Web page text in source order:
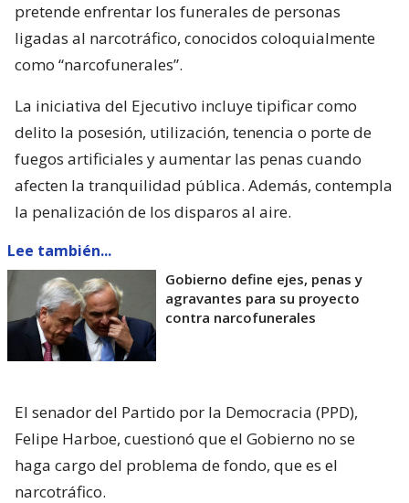
pretende enfrentar los funerales de personas
ligadas al narcotráfico, conocidos coloquialmente
como “narcofunerales”.
La iniciativa del Ejecutivo incluye tipificar como
delito la posesión, utilización, tenencia o porte de
fuegos artificiales y aumentar las penas cuando
afecten la tranquilidad pública. Además, contempla
la penalización de los disparos al aire.
Lee también...
Gobierno define ejes, penas y
agravantes para su proyecto
contra narcofunerales
El senador del Partido por la Democracia (PPD),
Felipe Harboe, cuestionó que el Gobierno no se
haga cargo del problema de fondo, que es el
narcotráfico.